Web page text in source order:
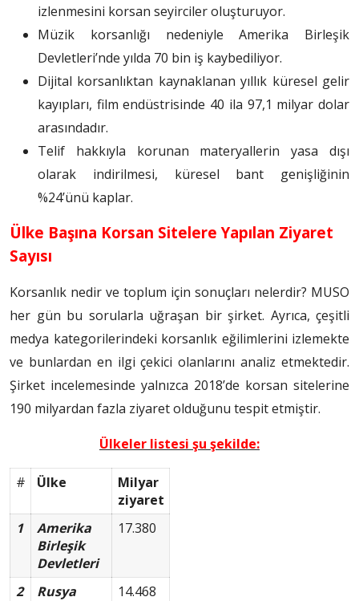
izlenmesini korsan seyirciler oluşturuyor.
Müzik korsanlığı nedeniyle Amerika Birleşik
Devletleri’nde yılda 70 bin iş kaybediliyor.
Dijital korsanlıktan kaynaklanan yıllık küresel gelir
kayıpları, film endüstrisinde 40 ila 97,1 milyar dolar
arasındadır.
Telif hakkıyla korunan materyallerin yasa dışı
olarak indirilmesi, küresel bant genişliğinin
%24’ünü kaplar.
Ülke Başına Korsan Sitelere Yapılan Ziyaret
Sayısı
Korsanlık nedir ve toplum için sonuçları nelerdir? MUSO
her gün bu sorularla uğraşan bir şirket. Ayrıca, çeşitli
medya kategorilerindeki korsanlık eğilimlerini izlemekte
ve bunlardan en ilgi çekici olanlarını analiz etmektedir.
Şirket incelemesinde yalnızca 2018’de korsan sitelerine
190 milyardan fazla ziyaret olduğunu tespit etmiştir.
Ülkeler listesi şu şekilde:
# Ülke
Milyar
ziyaret
1
Amerika
Birleşik
Devletleri
17.380
2 Rusya 14.468